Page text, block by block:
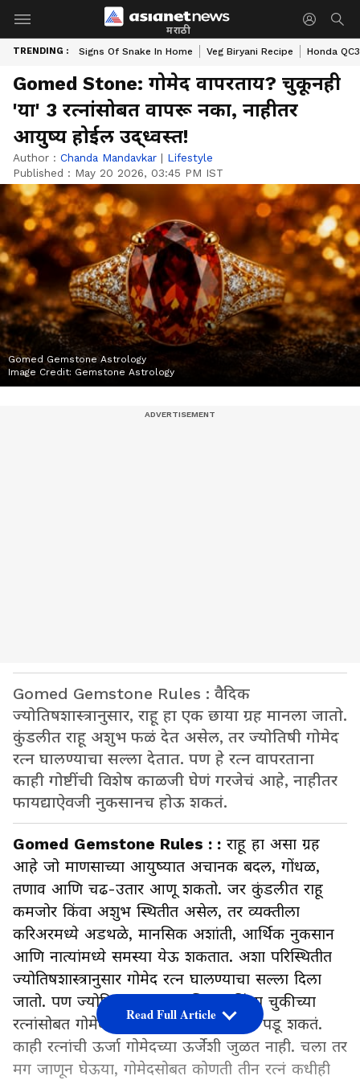
मराठी
TRENDING : Signs Of Snake In Home Veg Biryani Recipe Honda
Gomed Stone: गोमेद वापरताय? चुकूनही
'या' 3 रत्नांसोबत वापरू नका, नाहीतर
आयुष्य होईल उद्ध्वस्त!
Author : Chanda Mandavkar | Lifestyle
Published : May 20 2026, 03:45 PM IST
Gomed Gemstone Astrology
Image Credit: Gemstone Astrology
Gomed Gemstone Rules : वैदिक
ज्योतिषशास्त्रानुसार, राहू हा एक छाया ग्रह मानला जातो.
कुंडलीत राहू अशुभ फळं देत असेल, तर ज्योतिषी गोमेद
रत्न घालण्याचा सल्ला देतात. पण हे रत्न वापरताना
काही गोष्टींची विशेष काळजी घेणं गरजेचं आहे, नाहीतर
फायद्याऐवजी नुकसानच होऊ शकतं.
Gomed Gemstone Rules : : राहू हा असा ग्रह
आहे जो माणसाच्या आयुष्यात अचानक बदल, गोंधळ,
तणाव आणि चढ-उतार आणू शकतो. जर कुंडलीत राहू
कमजोर किंवा अशुभ स्थितीत असेल, तर व्यक्तीला
करिअरमध्ये अडथळे, मानसिक अशांती, आर्थिक नुकसान
आणि नात्यांमध्ये समस्या येऊ शकतात. अशा परिस्थितीत
ज्योतिषशास्त्रानुसार गोमेद रत्न घालण्याचा सल्ला दिला
जातो. पण ज्योतिषाच्या सल्ल्याशिवाय किंवा चुकीच्या
रत्नांसोबत गोमेद घातल्यास ते खूप महागात पडू शकतं.
काही रत्नांची ऊर्जा गोमेदच्या ऊर्जेशी जुळत नाही. चला तर
मग जाणून घेऊया, गोमेदसोबत कोणती तीन रत्नं कधीही
Read Full Article